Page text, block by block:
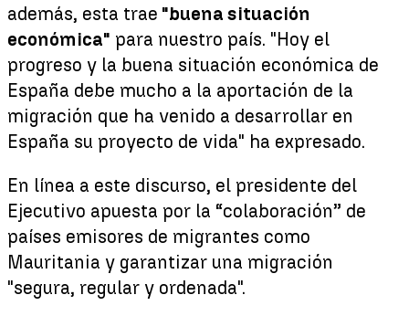
además, esta trae "buena situación
económica" para nuestro país. "Hoy el
progreso y la buena situación económica de
España debe mucho a la aportación de la
migración que ha venido a desarrollar en
España su proyecto de vida" ha expresado.
En línea a este discurso, el presidente del
Ejecutivo apuesta por la “colaboración” de
países emisores de migrantes como
Mauritania y garantizar una migración
"segura, regular y ordenada".